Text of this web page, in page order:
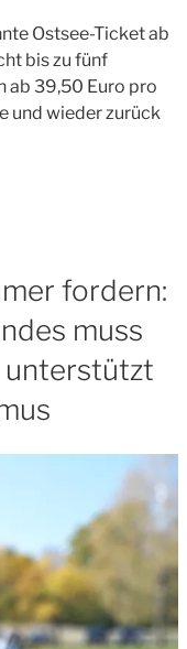
Ostsee-Ticket ab
bis zu fünf
ab 39,50 Euro pro
und wieder zurück
fordern:
muss
unterstützt